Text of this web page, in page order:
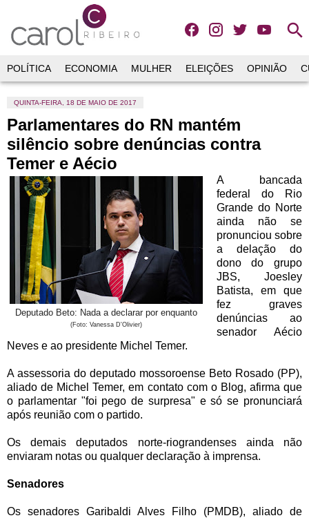
search
POLÍTICA ECONOMIA MULHER ELEIÇÕES OPINIÃO
QUINTA-FEIRA, 18 DE MAIO DE 2017
Parlamentares do RN mantém
silêncio sobre denúncias contra
Temer e Aécio
Deputado Beto: Nada a declarar por enquanto
(Foto: Vanessa D'Olivier)
A bancada
federal do Rio
Grande do Norte
ainda não se
pronunciou sobre
a delação do
dono do grupo
JBS, Joesley
Batista, em que
fez graves
denúncias ao
senador Aécio
Neves e ao presidente Michel Temer.
A assessoria do deputado mossoroense Beto Rosado (PP),
aliado de Michel Temer, em contato com o Blog, afirma que
o parlamentar "foi pego de surpresa" e só se pronunciará
após reunião com o partido.
Os demais deputados norte-riograndenses ainda não
enviaram notas ou qualquer declaração à imprensa.
Senadores
Os senadores Garibaldi Alves Filho (PMDB), aliado de